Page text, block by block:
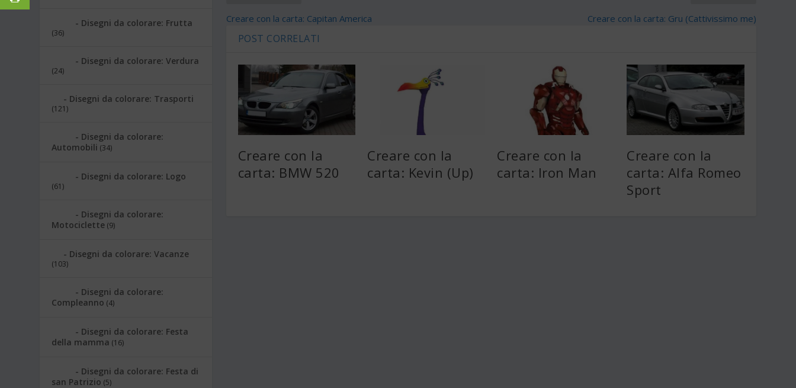
Creare con la carta: Capitan America Creare con la carta: Gru (Cattivissimo me)
POST CORRELATI
Creare con la
carta: BMW 520
Creare con la
carta: Kevin (Up)
Creare con la
carta: Iron Man
Creare con la
carta: Alfa Romeo
Sport
Disegni da colorare: Frutta
(36)
Disegni da colorare: Verdura
(24)
Disegni da colorare: Trasporti
(121)
Disegni da colorare:
Automobili (34)
Disegni da colorare: Logo
(61)
Disegni da colorare:
Motociclette (9)
Disegni da colorare: Vacanze
(103)
Disegni da colorare:
Compleanno (4)
Disegni da colorare: Festa
della mamma (16)
Disegni da colorare: Festa di
san Patrizio (5)